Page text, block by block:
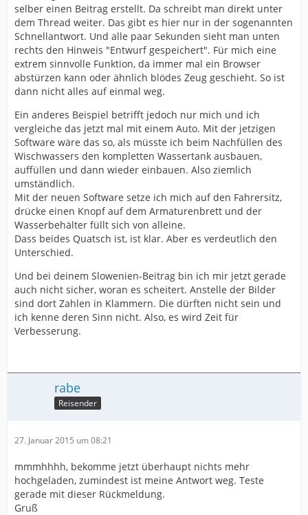
selber einen Beitrag erstellt. Da schreibt man direkt unter
dem Thread weiter. Das gibt es hier nur in der sogenannten
Schnellantwort. Und alle paar Sekunden sieht man unten
rechts den Hinweis "Entwurf gespeichert". Für mich eine
extrem sinnvolle Funktion, da immer mal ein Browser
abstürzen kann oder ähnlich blödes Zeug geschieht. So ist
dann nicht alles auf einmal weg.
Ein anderes Beispiel betrifft jedoch nur mich und ich
vergleiche das jetzt mal mit einem Auto. Mit der jetzigen
Software wäre das so, als müsste ich beim Nachfüllen des
Wischwassers den kompletten Wassertank ausbauen,
auffüllen und dann wieder einbauen. Also ziemlich
umständlich.
Mit der neuen Software setze ich mich auf den Fahrersitz,
drücke einen Knopf auf dem Armaturenbrett und der
Wasserbehälter füllt sich von alleine.
Dass beides Quatsch ist, ist klar. Aber es verdeutlich den
Unterschied.
Und bei deinem Slowenien-Beitrag bin ich mir jetzt gerade
auch nicht sicher, woran es scheitert. Anstelle der Bilder
sind dort Zahlen in Klammern. Die dürften nicht sein und
ich kenne deren Sinn nicht. Also, es wird Zeit für
Verbesserung.
rabe
Reisender
27. Januar 2015 um 08:21
mmmhhhh, bekomme jetzt überhaupt nichts mehr
hochgeladen, zumindest ist meine Antwort weg. Teste
gerade mit dieser Rückmeldung.
Gruß